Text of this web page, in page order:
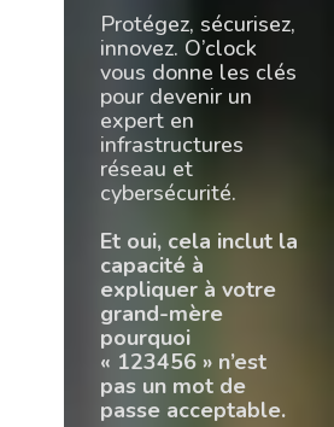
Protégez, sécurisez,
innovez. O’clock
vous donne les clés
pour devenir un
expert en
infrastructures
réseau et
cybersécurité.
Et oui, cela inclut la
capacité à
expliquer à votre
grand-mère
pourquoi
« 123456 » n’est
pas un mot de
passe acceptable.